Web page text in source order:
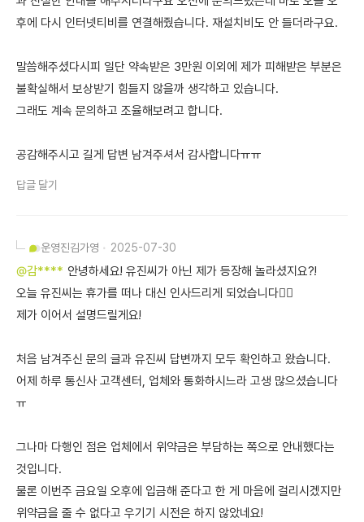
후에 다시 인터넷티비를 연결해줬습니다. 재설치비도 안 들더라구요.
말씀해주셨다시피 일단 약속받은 3만원 이외에 제가 피해받은 부분은
불확실해서 보상받기 힘들지 않을까 생각하고 있습니다.
그래도 계속 문의하고 조율해보려고 합니다.
공감해주시고 길게 답변 남겨주셔서 감사합니다ㅠㅠ
답글 달기
운영진김가영 2025-07-30
@감**** 안녕하세요! 유진씨가 아닌 제가 등장해 놀라셨지요?!
오늘 유진씨는 휴가를 떠나 대신 인사드리게 되었습니다🙇‍♀️
제가 이어서 설명드릴게요!
처음 남겨주신 문의 글과 유진씨 답변까지 모두 확인하고 왔습니다.
어제 하루 통신사 고객센터, 업체와 통화하시느라 고생 많으셨습니다
ㅠ
그나마 다행인 점은 업체에서 위약금은 부담하는 쪽으로 안내했다는
것입니다.
물론 이번주 금요일 오후에 입금해 준다고 한 게 마음에 걸리시겠지만
위약금을 줄 수 없다고 우기기 시전은 하지 않았네요!